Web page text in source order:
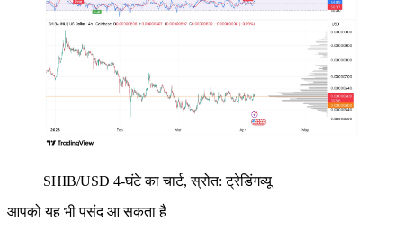
SHIB/USD 4-घंटे का चार्ट, स्रोत: ट्रेडिंगव्यू
आपको यह भी पसंद आ सकता है